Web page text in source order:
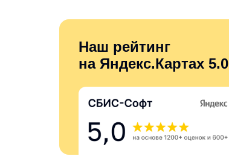
Наш рейтинг
на Яндекс.Картах 5.0